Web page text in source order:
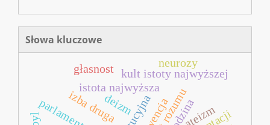
Słowa kluczowe
rodzina
istota najwyższa
kult istoty najwyższej
izba drugadeizm
głasnost neurozy
ateizm